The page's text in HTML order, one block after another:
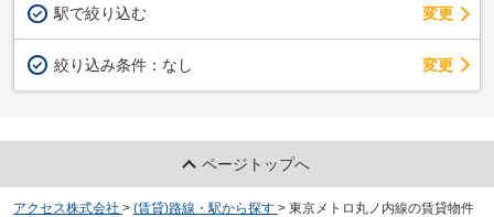
駅で絞り込む 変更
絞り込み条件： なし 変更
ページトップへ
アクセス株式会社 > (賃貸)路線・駅から探す > 東京メトロ丸ノ内線の賃貸物件